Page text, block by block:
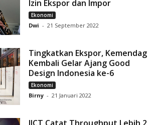
Izin Ekspor dan Impor
Ekonomi
Dwi - 21 September 2022
Tingkatkan Ekspor, Kemendag
Kembali Gelar Ajang Good
Design Indonesia ke-6
Ekonomi
Birny - 21 Januari 2022